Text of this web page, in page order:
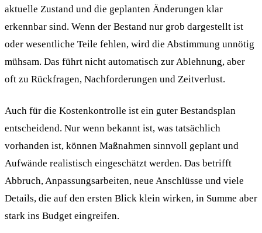
aktuelle Zustand und die geplanten Änderungen klar
erkennbar sind. Wenn der Bestand nur grob dargestellt ist
oder wesentliche Teile fehlen, wird die Abstimmung unnötig
mühsam. Das führt nicht automatisch zur Ablehnung, aber
oft zu Rückfragen, Nachforderungen und Zeitverlust.
Auch für die Kostenkontrolle ist ein guter Bestandsplan
entscheidend. Nur wenn bekannt ist, was tatsächlich
vorhanden ist, können Maßnahmen sinnvoll geplant und
Aufwände realistisch eingeschätzt werden. Das betrifft
Abbruch, Anpassungsarbeiten, neue Anschlüsse und viele
Details, die auf den ersten Blick klein wirken, in Summe aber
stark ins Budget eingreifen.